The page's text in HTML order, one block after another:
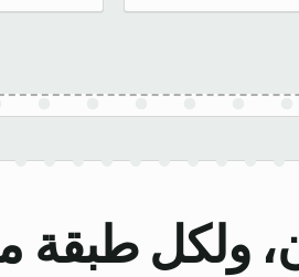
ولكل طبقة